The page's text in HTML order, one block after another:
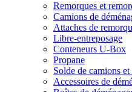
Remorques et
Camions de
Attaches de
Libre-entreposage
Conteneurs U-Box
Propane
Solde de camions
Accessoires de